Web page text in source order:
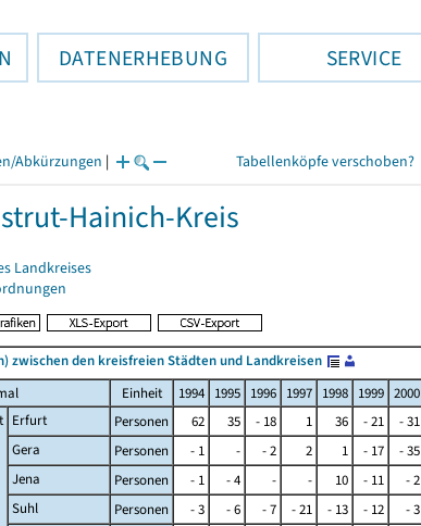
DATENERHEBUNG SERVICE
Abkürzungen | Tabellenköpfe verschoben?
Hainich-Kreis
Landkreises
zwischen den kreisfreien Städten und Landkreisen
Einheit 1994 1995 1996 1997 1998 1999 2000
Erfurt Personen 62 35 - 18 1 36 - 21 - 31
Gera
Personen - 1 - - 2 2 1 - 17 - 35
Jena
Personen - 1 - 4 - - 10 - 11 - 2
Suhl
Personen - 3 - 6 - 7 - 21 - 13 - 12 - 3